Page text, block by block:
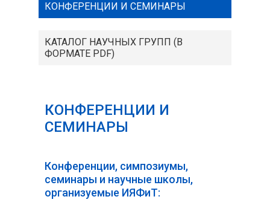
КОНФЕРЕНЦИИ И СЕМИНАРЫ
КАТАЛОГ НАУЧНЫХ ГРУПП (В
ФОРМАТЕ PDF)
КОНФЕРЕНЦИИ И
СЕМИНАРЫ
Конференции, симпозиумы,
семинары и научные школы,
организуемые ИЯФиТ: